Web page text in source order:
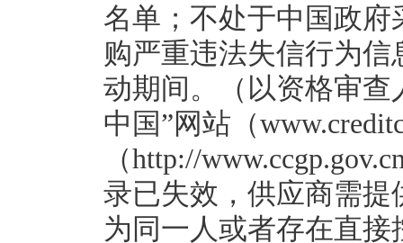
名单；不处于中国政府
购严重违法失信行为
动期间。（以资格审查
中国”网站（
（http://
录已失效，供应商需
为同一人或者存在直